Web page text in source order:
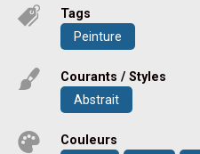
Tags
Peinture
Courants / Styles
Abstrait
Couleurs